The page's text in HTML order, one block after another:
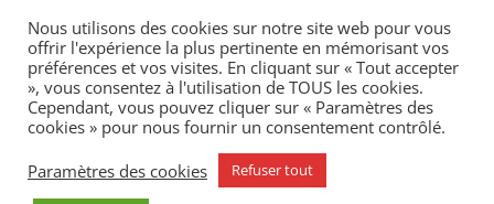
© STLCF. Tous droits réservés
Nous utilisons des cookies sur notre site web pour vous
offrir l'expérience la plus pertinente en mémorisant vos
préférences et vos visites. En cliquant sur « Tout accepter
», vous consentez à l'utilisation de TOUS les cookies.
Cependant, vous pouvez cliquer sur « Paramètres des
cookies » pour nous fournir un consentement contrôlé.
Paramètres des cookies
Refuser tout